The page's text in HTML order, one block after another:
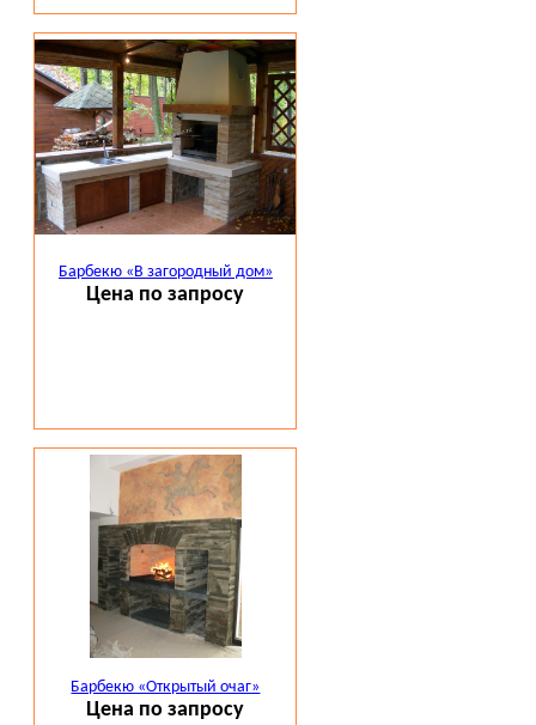
Барбекю «В загородный дом»
Цена по запросу
Барбекю «Открытый очаг»
Цена по запросу